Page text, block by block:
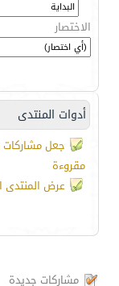
الاختصار
أدوات المنتدى
جعل مشاركات
مقروءة
عرض المنتدى
مشاركات جديدة